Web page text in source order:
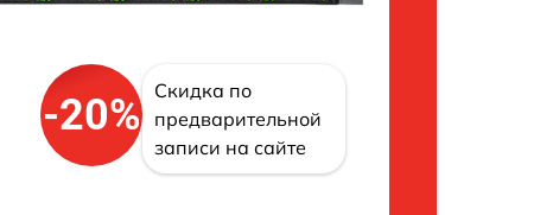
-20%
Скидка по
предварительной
записи на сайте